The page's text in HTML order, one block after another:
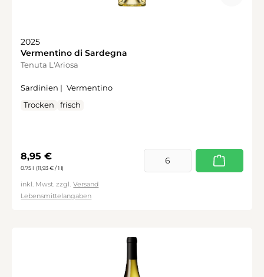
2025
Vermentino di Sardegna
Tenuta L'Ariosa
Sardinien | Vermentino
Trocken
frisch
Regulärer Preis:
8,95 €
0.75 l (11,93 € / 1 l)
inkl. Mwst. zzgl. Versand
Lebensmittelangaben